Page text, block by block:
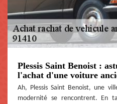
Plessis Saint Benoist :
l'achat d'une voiture
Ah, Plessis Saint Benoist, une
modernité se rencontrent. En